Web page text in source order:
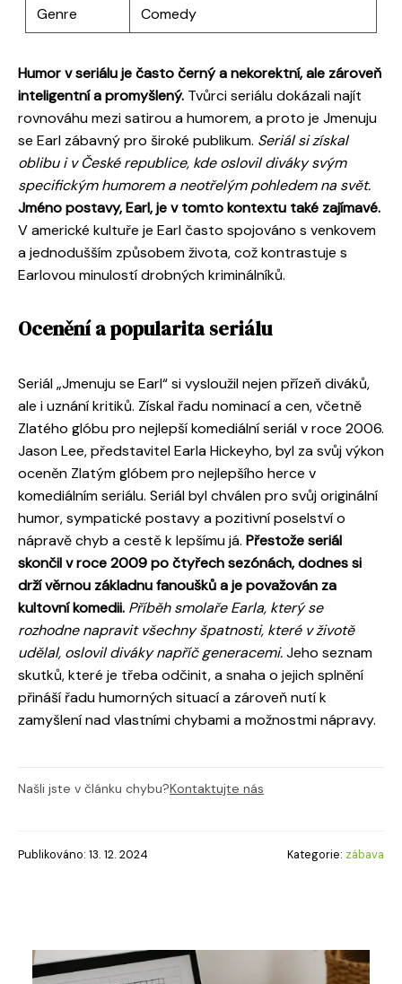
Genre
Comedy
Humor v seriálu je často černý a nekorektní, ale zároveň
inteligentní a promyšlený. Tvůrci seriálu dokázali najít
rovnováhu mezi satirou a humorem, a proto je Jmenuju
se Earl zábavný pro široké publikum. Seriál si získal
oblibu i v České republice, kde oslovil diváky svým
specifickým humorem a neotřelým pohledem na svět.
Jméno postavy, Earl, je v tomto kontextu také zajímavé.
V americké kultuře je Earl často spojováno s venkovem
a jednodušším způsobem života, což kontrastuje s
Earlovou minulostí drobných kriminálníků.
Ocenění a popularita seriálu
Seriál „Jmenuju se Earl“ si vysloužil nejen přízeň diváků,
ale i uznání kritiků. Získal řadu nominací a cen, včetně
Zlatého glóbu pro nejlepší komediální seriál v roce 2006.
Jason Lee, představitel Earla Hickeyho, byl za svůj výkon
oceněn Zlatým glóbem pro nejlepšího herce v
komediálním seriálu. Seriál byl chválen pro svůj originální
humor, sympatické postavy a pozitivní poselství o
nápravě chyb a cestě k lepšímu já. Přestože seriál
skončil v roce 2009 po čtyřech sezónách, dodnes si
drží věrnou základnu fanoušků a je považován za
kultovní komedii. Příběh smolaře Earla, který se
rozhodne napravit všechny špatnosti, které v životě
udělal, oslovil diváky napříč generacemi.Jeho seznam
skutků, které je třeba odčinit, a snaha o jejich splnění
přináší řadu humorných situací a zároveň nutí k
zamyšlení nad vlastními chybami a možnostmi nápravy.
Našli jste v článku chybu?Kontaktujte nás
Publikováno: 13. 12. 2024 Kategorie: zábava